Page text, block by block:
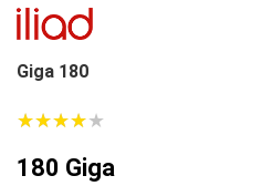
Giga 180
★★★★★
★★★★★
180 Giga